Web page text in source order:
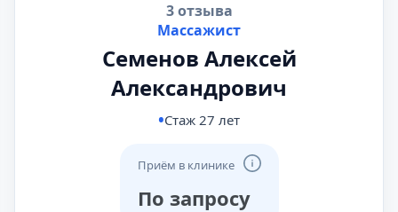
3 отзыва
Массажист
Семенов Алексей
Александрович
Стаж 27 лет
Приём в клинике
По запросу